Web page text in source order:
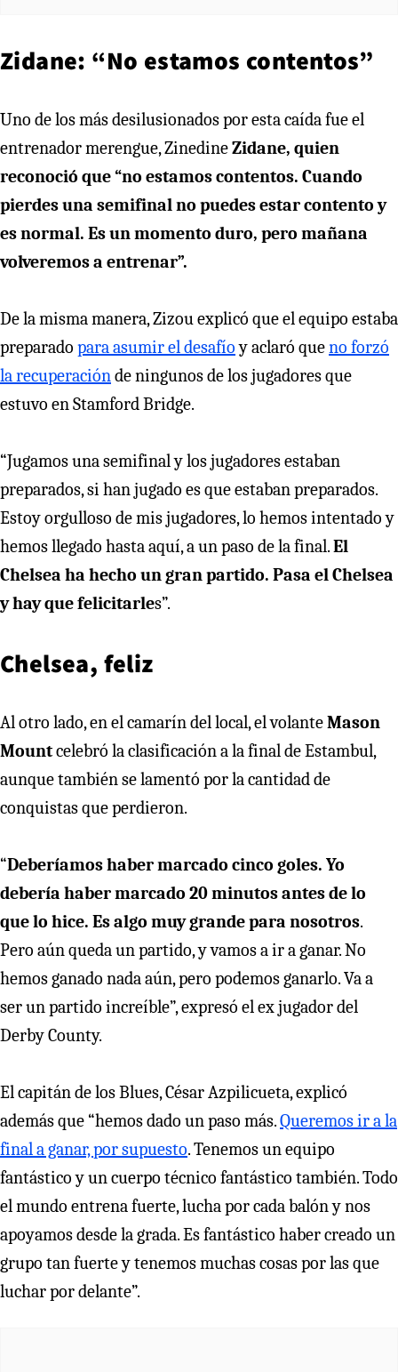
Zidane: “No estamos contentos”
Uno de los más desilusionados por esta caída fue el
entrenador merengue, ZinedineZidane, quien
reconoció que “no estamos contentos. Cuando
pierdes una semifinal no puedes estar contento y
es normal. Es un momento duro, pero mañana
volveremos a entrenar”.
De la misma manera, Zizou explicó que el equipo estaba
preparado para asumir el desafíoy aclaró queno forzó
la recuperaciónde ningunos de los jugadores que
estuvo en Stamford Bridge.
“Jugamos una semifinal y los jugadores estaban
preparados, si han jugado es que estaban preparados.
Estoy orgulloso de mis jugadores, lo hemos intentado y
hemos llegado hasta aquí, a un paso de la final.El
Chelsea ha hecho un gran partido. Pasa el Chelsea
y hay que felicitarles”.
Chelsea, feliz
Al otro lado, en el camarín del local, el volanteMason
Mountcelebró la clasificación a la final de Estambul,
aunque también se lamentó por la cantidad de
conquistas que perdieron.
“Deberíamos haber marcado cinco goles. Yo
debería haber marcado 20 minutos antes de lo
que lo hice. Es algo muy grande para nosotros.
Pero aún queda un partido, y vamos a ir a ganar. No
hemos ganado nada aún, pero podemos ganarlo. Va a
ser un partido increíble”, expresó el ex jugador del
Derby County.
El capitán de los Blues, César Azpilicueta, explicó
además que “hemos dado un paso más.Queremos ir a la
final a ganar, por supuesto. Tenemos un equipo
fantástico y un cuerpo técnico fantástico también. Todo
el mundo entrena fuerte, lucha por cada balón y nos
apoyamos desde la grada. Es fantástico haber creado un
grupo tan fuerte y tenemos muchas cosas por las que
luchar por delante”.